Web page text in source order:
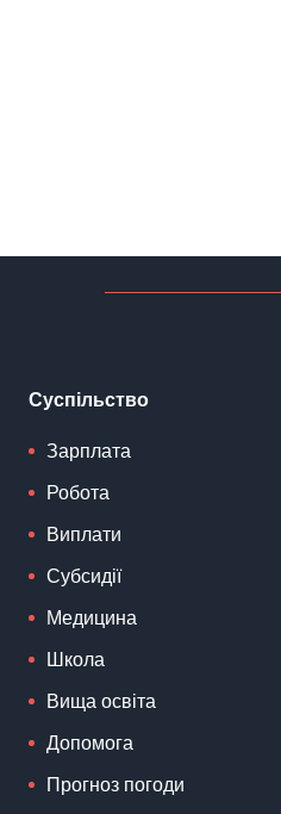
Суспільство
Зарплата
Робота
Виплати
Субсидії
Медицина
Школа
Вища освіта
Допомога
Прогноз погоди